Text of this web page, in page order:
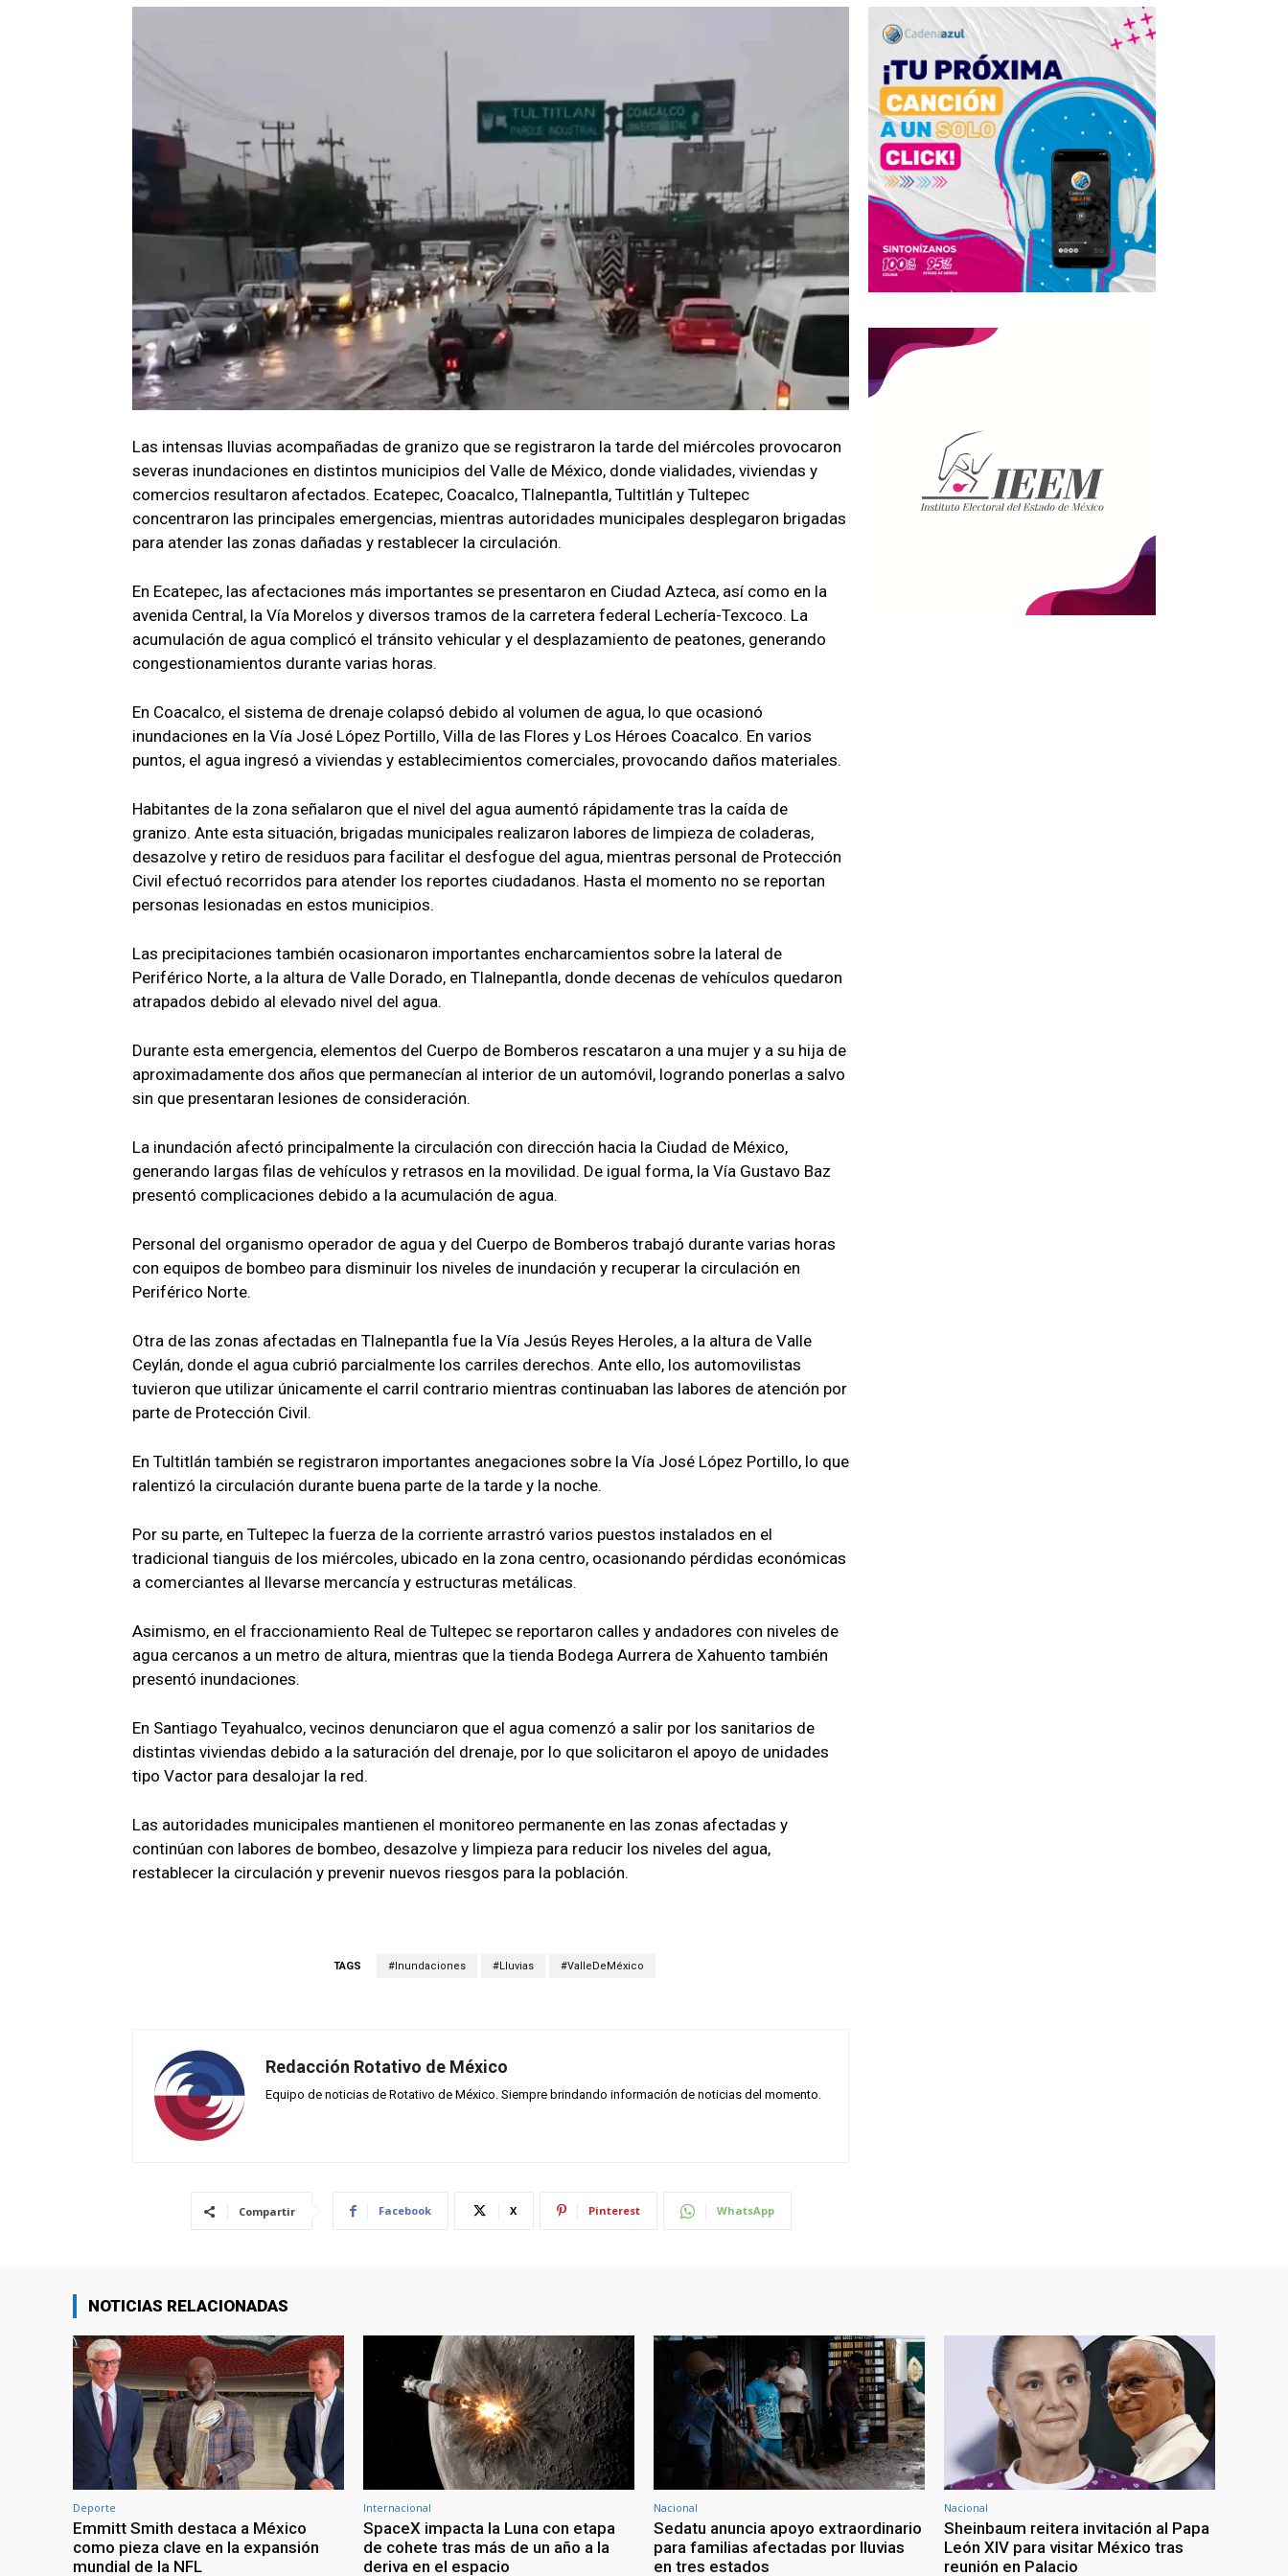
Las intensas lluvias acompañadas de granizo que se registraron la tarde del miércoles provocaron
severas inundaciones en distintos municipios del Valle de México, donde vialidades, viviendas y
comercios resultaron afectados. Ecatepec, Coacalco, Tlalnepantla, Tultitlán y Tultepec
concentraron las principales emergencias, mientras autoridades municipales desplegaron brigadas
para atender las zonas dañadas y restablecer la circulación.
En Ecatepec, las afectaciones más importantes se presentaron en Ciudad Azteca, así como en la
avenida Central, la Vía Morelos y diversos tramos de la carretera federal Lechería-Texcoco. La
acumulación de agua complicó el tránsito vehicular y el desplazamiento de peatones, generando
congestionamientos durante varias horas.
En Coacalco, el sistema de drenaje colapsó debido al volumen de agua, lo que ocasionó
inundaciones en la Vía José López Portillo, Villa de las Flores y Los Héroes Coacalco. En varios
puntos, el agua ingresó a viviendas y establecimientos comerciales, provocando daños materiales.
Habitantes de la zona señalaron que el nivel del agua aumentó rápidamente tras la caída de
granizo. Ante esta situación, brigadas municipales realizaron labores de limpieza de coladeras,
desazolve y retiro de residuos para facilitar el desfogue del agua, mientras personal de Protección
Civil efectuó recorridos para atender los reportes ciudadanos. Hasta el momento no se reportan
personas lesionadas en estos municipios.
Las precipitaciones también ocasionaron importantes encharcamientos sobre la lateral de
Periférico Norte, a la altura de Valle Dorado, en Tlalnepantla, donde decenas de vehículos quedaron
atrapados debido al elevado nivel del agua.
Durante esta emergencia, elementos del Cuerpo de Bomberos rescataron a una mujer y a su hija de
aproximadamente dos años que permanecían al interior de un automóvil, logrando ponerlas a salvo
sin que presentaran lesiones de consideración.
La inundación afectó principalmente la circulación con dirección hacia la Ciudad de México,
generando largas filas de vehículos y retrasos en la movilidad. De igual forma, la Vía Gustavo Baz
presentó complicaciones debido a la acumulación de agua.
Personal del organismo operador de agua y del Cuerpo de Bomberos trabajó durante varias horas
con equipos de bombeo para disminuir los niveles de inundación y recuperar la circulación en
Periférico Norte.
Otra de las zonas afectadas en Tlalnepantla fue la Vía Jesús Reyes Heroles, a la altura de Valle
Ceylán, donde el agua cubrió parcialmente los carriles derechos. Ante ello, los automovilistas
tuvieron que utilizar únicamente el carril contrario mientras continuaban las labores de atención por
parte de Protección Civil.
En Tultitlán también se registraron importantes anegaciones sobre la Vía José López Portillo, lo que
ralentizó la circulación durante buena parte de la tarde y la noche.
Por su parte, en Tultepec la fuerza de la corriente arrastró varios puestos instalados en el
tradicional tianguis de los miércoles, ubicado en la zona centro, ocasionando pérdidas económicas
a comerciantes al llevarse mercancía y estructuras metálicas.
Asimismo, en el fraccionamiento Real de Tultepec se reportaron calles y andadores con niveles de
agua cercanos a un metro de altura, mientras que la tienda Bodega Aurrera de Xahuento también
presentó inundaciones.
En Santiago Teyahualco, vecinos denunciaron que el agua comenzó a salir por los sanitarios de
distintas viviendas debido a la saturación del drenaje, por lo que solicitaron el apoyo de unidades
tipo Vactor para desalojar la red.
Las autoridades municipales mantienen el monitoreo permanente en las zonas afectadas y
continúan con labores de bombeo, desazolve y limpieza para reducir los niveles del agua,
restablecer la circulación y prevenir nuevos riesgos para la población.
TAGS #Inundaciones #Lluvias #ValleDeMéxico
Redacción Rotativo de México
Equipo de noticias de Rotativo de México. Siempre brindando información de noticias del momento.
Compartir Facebook X Pinterest WhatsApp
NOTICIAS RELACIONADAS
Deporte
Emmitt Smith destaca a México
como pieza clave en la expansión
mundial de la NFL
Internacional
SpaceX impacta la Luna con etapa
de cohete tras más de un año a la
deriva en el espacio
Nacional
Sedatu anuncia apoyo extraordinario
para familias afectadas por lluvias
en tres estados
Nacional
Sheinbaum reitera invitación al Papa
León XIV para visitar México tras
reunión en Palacio